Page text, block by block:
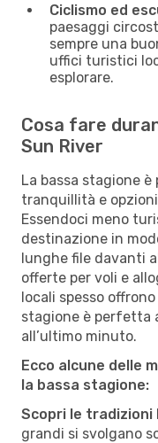
Ciclismo ed
paesaggi
sempre una
uffici turistici
esplorare.
Cosa fare
Sun River
La bassa stagione
tranquillità e
Essendoci meno
destinazione in
lunghe file davanti
offerte per voli e
locali spesso
stagione è perfetta
all’ultimo minuto.
Ecco alcune delle
la bassa stagione:
Scopri le tradizioni
grandi si svolgano